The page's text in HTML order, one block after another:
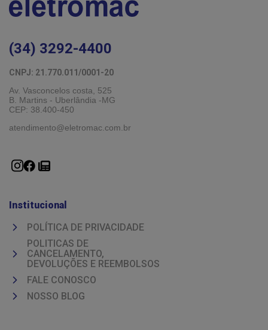
(34) 3292-4400
CNPJ: 21.770.011/0001-20
Av. Vasconcelos costa, 525
B. Martins - Uberlândia -MG
CEP: 38.400-450
atendimento@eletromac.com.br
Institucional
POLÍTICA DE PRIVACIDADE
POLITICAS DE
CANCELAMENTO,
DEVOLUÇÕES E REEMBOLSOS
FALE CONOSCO
NOSSO BLOG